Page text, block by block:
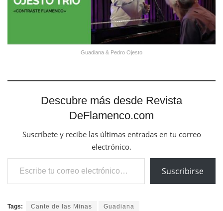
Guadiana & Pedro Ojesto
Descubre más desde Revista
DeFlamenco.com
Suscríbete y recibe las últimas entradas en tu correo
electrónico.
Escribe tu correo electrónico…
Suscribirse
Tags: Cante de las Minas Guadiana